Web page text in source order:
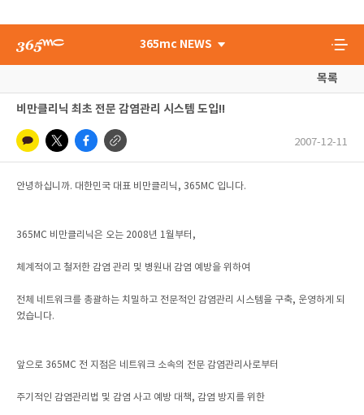
365mc NEWS
목록
비만클리닉 최초 전문 감염관리 시스템 도입!!
2007-12-11
안녕하십니까. 대한민국 대표 비만클리닉, 365MC 입니다.
365MC 비만클리닉은 오는 2008년 1월부터,
체계적이고 철저한 감염 관리 및 병원내 감염 예방을 위하여
전체 네트워크를 총괄하는 치밀하고 전문적인 감염관리 시스템을 구축, 운영하게 되
었습니다.
앞으로 365MC 전 지점은 네트워크 소속의 전문 감염관리사로부터
주기적인 감염관리법 및 감염 사고 예방 대책, 감염 방지를 위한